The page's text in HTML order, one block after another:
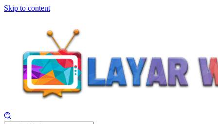
Skip to content